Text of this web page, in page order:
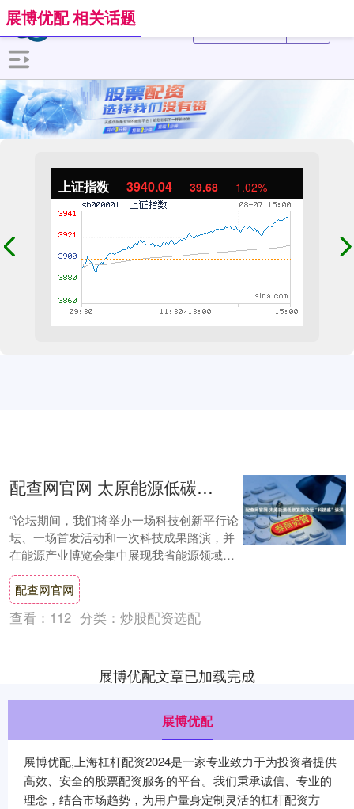
上证指数 3940.04 39.68 1.02%
展博优配 相关话题
配查网官网 太原能源低碳发展论坛“科技感”满满
“论坛期间，我们将举办一场科技创新平行论
坛、一场首发活动和一次科技成果路演，并
在能源产业博览会集中展现我省能源领域最
新的科技成果和前沿技术，可以说是‘科技
感’满....
配查网官网
查看： 112 分类： 炒股配资选配
展博优配文章已加载完成
展博优配
展博优配,上海杠杆配资2024是一家专业致力于为投资者提供
高效、安全的股票配资服务的平台。我们秉承诚信、专业的
理念，结合市场趋势，为用户量身定制灵活的杠杆配资方